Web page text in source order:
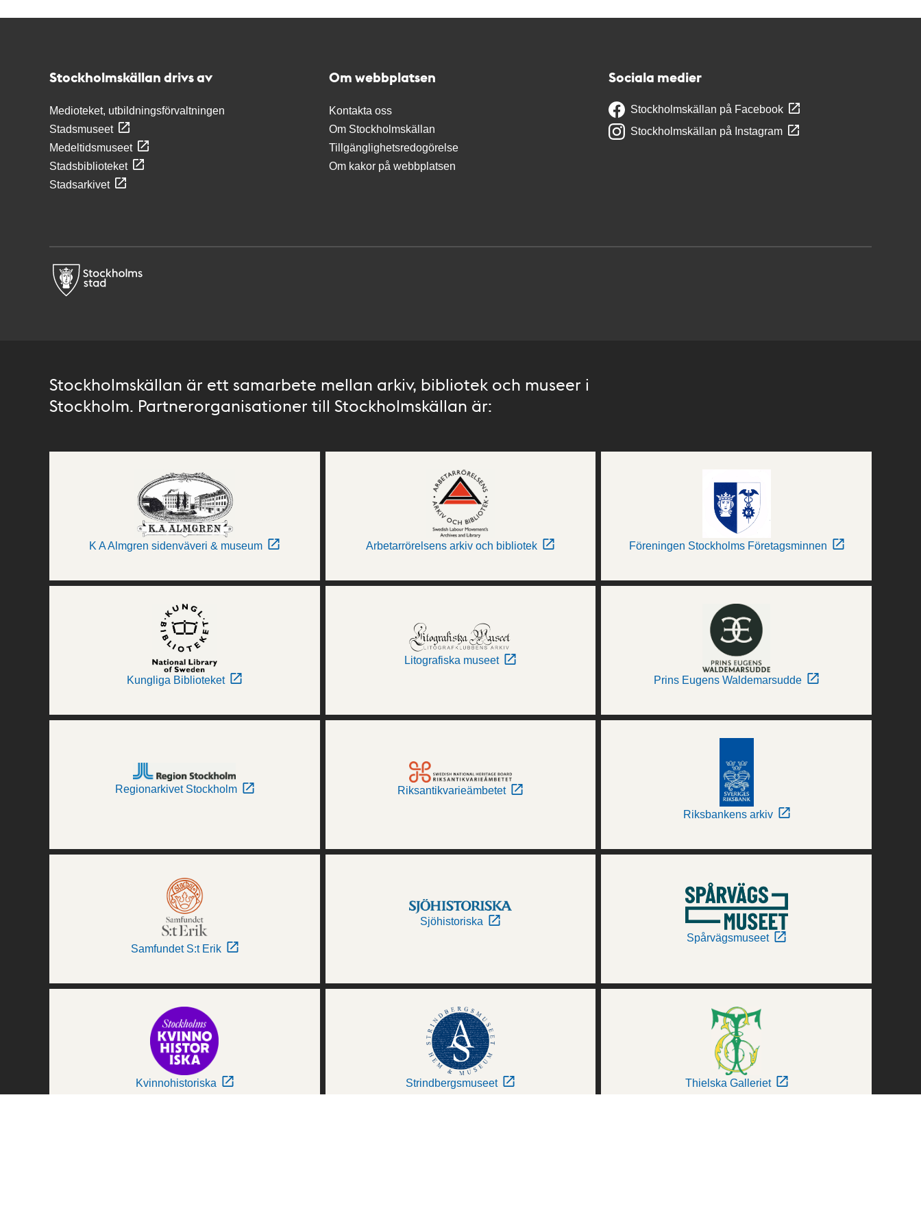
Stockholmskällan drivs av
Medioteket, utbildningsförvaltningen
Stadsmuseet
Medeltidsmuseet
Stadsbiblioteket
Stadsarkivet
Om webbplatsen
Kontakta oss
Om Stockholmskällan
Tillgänglighetsredogörelse
Om kakor på webbplatsen
Sociala medier
Stockholmskällan på Facebook
Stockholmskällan på Instagram
Stockholmskällan är ett samarbete mellan arkiv, bibliotek och museer i
Stockholm. Partnerorganisationer till Stockholmskällan är:
K A Almgren sidenväveri & museum Arbetarrörelsens arkiv och bibliotek Föreningen Stockholms Företagsminnen
Kungliga Biblioteket
Litografiska museet
Prins Eugens Waldemarsudde
Regionarkivet Stockholm Riksantikvarieämbetet
Riksbankens arkiv
Samfundet S:t Erik
Sjöhistoriska
Spårvägsmuseet
Kvinnohistoriska Strindbergsmuseet Thielska Galleriet